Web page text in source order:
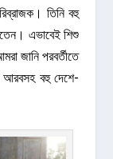
তিনি বহু
এভাবেই শিশু
জানি পরবর্তীতে
আরবসহ বহু দেশে-